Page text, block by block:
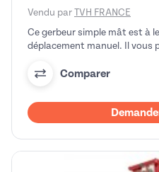
Vendu par TVH FRANCE
Ce gerbeur simple mât est à
déplacement manuel. Il vous
Comparer